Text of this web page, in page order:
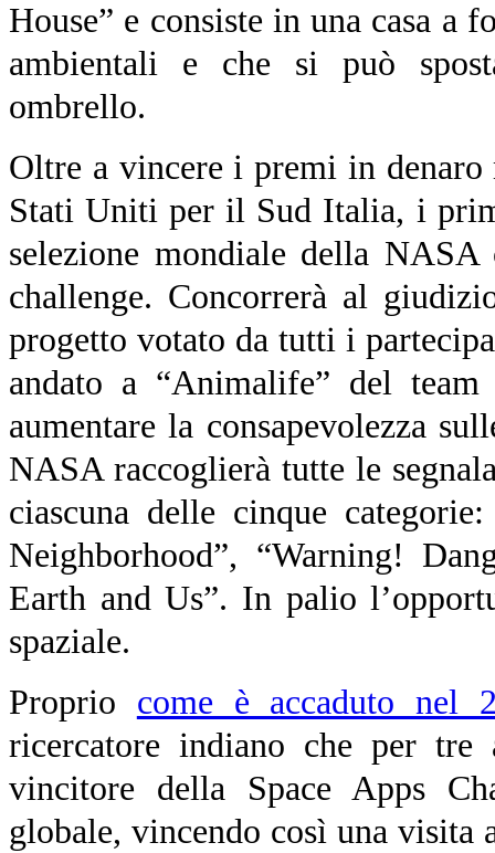
House” e consiste in una casa
ambientali e che si può
ombrello.
Oltre a vincere i premi in denaro
Stati Uniti per il Sud Italia, i
selezione mondiale della
challenge. Concorrerà al
progetto votato da tutti i
andato a “Animalife” del team
aumentare la consapevolezza
NASA raccoglierà tutte le
ciascuna delle cinque
Neighborhood”, “Warning!
Earth and Us”. In palio
spaziale.
Proprio come è accaduto nel
ricercatore indiano che per
vincitore della Space Apps
globale, vincendo così una visita